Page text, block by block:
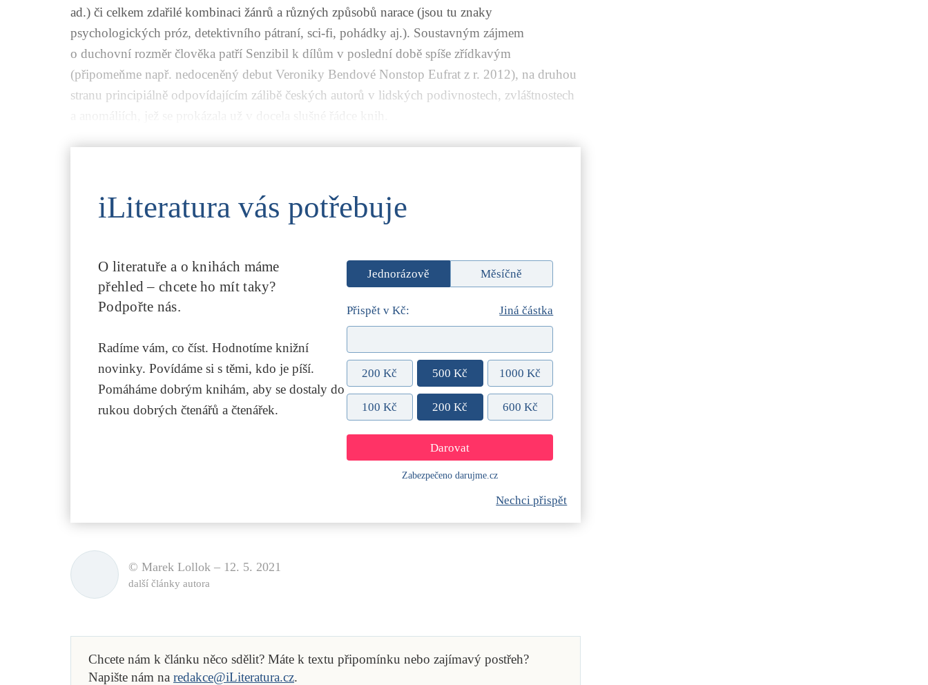
ad.) či celkem zdařilé kombinaci žánrů a různých způsobů narace (jsou tu znaky
psychologických próz, detektivního pátraní, sci-fi, pohádky aj.). Soustavným zájmem
o duchovní rozměr člověka patří Senzibil k dílům v poslední době spíše zřídkavým
(připomeňme např. nedoceněný debut Veroniky Bendové Nonstop Eufrat z r. 2012), na druhou
stranu principiálně odpovídajícím zálibě českých autorů v lidských podivnostech, zvláštnostech
iLiteratura vás potřebuje
O literatuře a o knihách máme
přehled – chcete ho mít taky?
Podpořte nás.
Radíme vám, co číst. Hodnotíme knižní
novinky. Povídáme si s těmi, kdo je píší.
Pomáháme dobrým knihám, aby se dostaly do
rukou dobrých čtenářů a čtenářek.
Jednorázově Měsíčně
Přispět v Kč: Jiná částka
200 Kč 500 Kč 1000 Kč
100 Kč 200 Kč 600 Kč
Zabezpečeno darujme.cz
Nechci přispět
© Marek Lollok – 12. 5. 2021
další články autora
Chcete nám k článku něco sdělit? Máte k textu připomínku nebo zajímavý postřeh?
Napište nám na redakce@iLiteratura.cz.